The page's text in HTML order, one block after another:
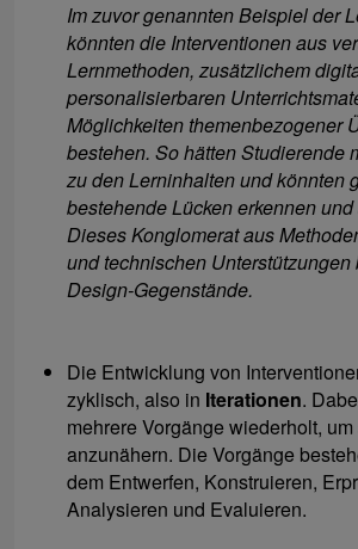
Im zuvor genannten Beispiel der
könnten die Interventionen aus
Lernmethoden, zusätzlichem
personalisierbaren
Möglichkeiten themenbezogener
bestehen. So hätten Studierende
zu den Lerninhalten und könnten
bestehende Lücken erkennen
Dieses Konglomerat aus
und technischen Unterstützungen
Design-Gegenstände.
Die Entwicklung von
zyklisch, also in Iterationen.
mehrere Vorgänge wiederholt,
anzunähern. Die Vorgänge
dem Entwerfen, Konstruieren,
Analysieren und Evaluieren.